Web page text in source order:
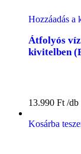
Hozzáadás a
Átfolyós
kivitelben
13.990 Ft
Kosárba